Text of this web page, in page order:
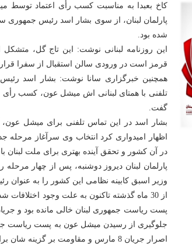
کاخ بعبدا به مناسبت کسب رأی اعتماد توسط
پارلمان لبنان، از سوی بشار اسد رئیس جمهوری
شده بود.
این روزنامه لبنانی نوشت: این تاج گل، متشکل
قرمز است در ورودی سالن استقبال از سفرا
همچنین خبرگزاری سانا نوشت: بشار اسد
تلفنی با همتای لبنانی اش میشل عون، کسب رأی
گفت.
بشار اسد در این تماس تلفنی برای میشل
اظهار امیدواری کرد انتخاب وی سرآغاز مرحله
در آن کشور و تحقق آینده بهتری برای ملت لبنان
پارلمان لبنان دیروز دوشنبه، پس از چهار
وزیر اسبق کابینه نظامی این کشور را به عنوان
جلوگیری از رسیدن میشل عون به پست ریاست
اصرار جریان 8 مارس و مقاومت بر گزینه شان برای رأس هرم قدرت، تسلیم شود.